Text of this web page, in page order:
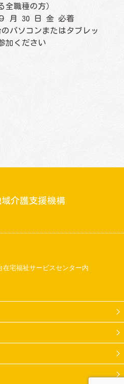
全職種の方）
月 30 日 金 必着
パソコンまたはタブレッ
加ください
介護支援機構
宅福祉サービスセンター内